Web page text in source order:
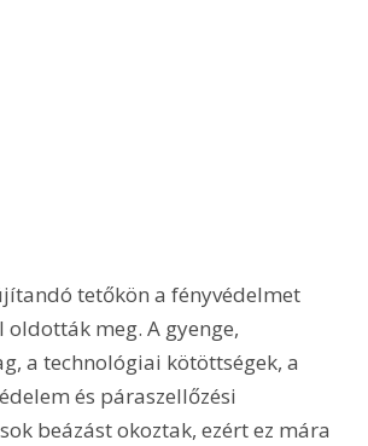
tetőkön a fényvédelmet
oldották meg. A gyenge,
a technológiai kötöttségek, a
és páraszellőzési
beázást okoztak, ezért ez mára